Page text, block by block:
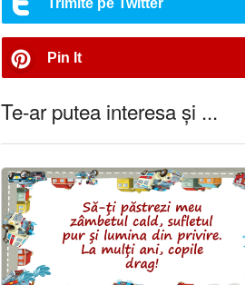
Trimite pe Twitter
Pin It
Te-ar putea interesa și ...